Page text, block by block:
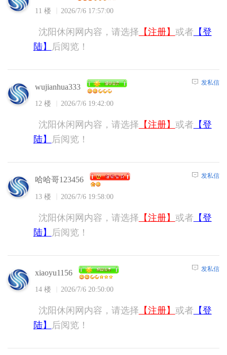
11 楼 2026/7/6 17:57:00
沈阳休闲网内容，请选择 【注册】 或者 【登
陆】
后阅览！
wujianhua333
12 楼 2026/7/6 19:42:00
发私信
沈阳休闲网内容，请选择 【注册】 或者 【登
陆】
后阅览！
哈哈哥123456
13 楼 2026/7/6 19:58:00
发私信
沈阳休闲网内容，请选择 【注册】 或者 【登
陆】
后阅览！
xiaoyu1156
14 楼 2026/7/6 20:50:00
发私信
沈阳休闲网内容，请选择 【注册】 或者 【登
陆】
后阅览！